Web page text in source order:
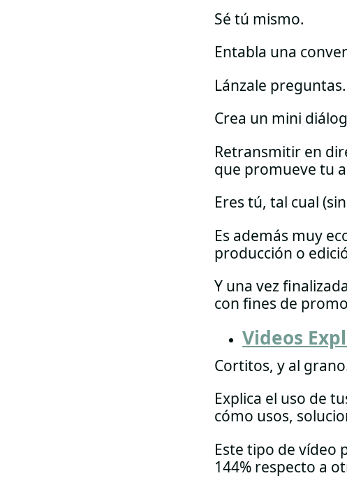
Sé tú mismo.
Entabla una
Lánzale preguntas.
Crea un mini
Retransmitir en
que promueve tu
Eres tú, tal cual
Es además muy
producción o
Y una vez
con fines de
Videos
Cortitos, y al
Explica el uso de
cómo usos,
Este tipo de vídeo
144% respecto a